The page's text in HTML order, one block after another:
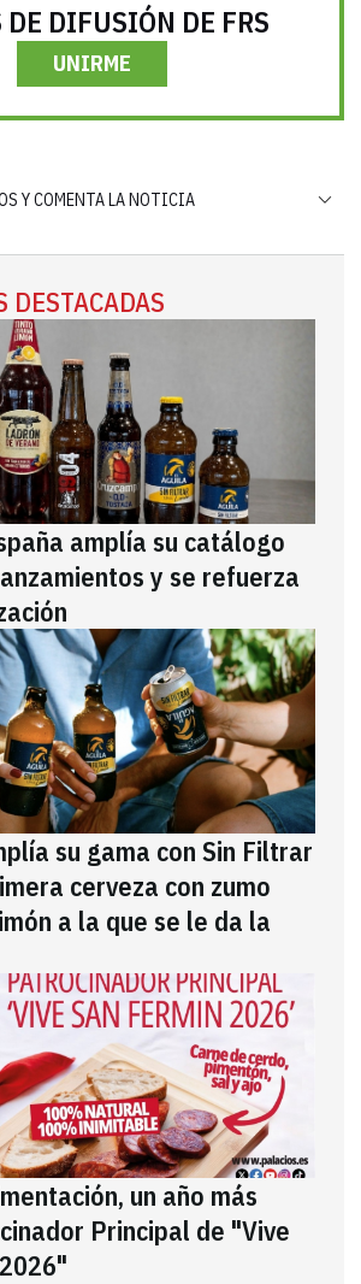
DIFUSIÓN DE FRS
UNIRME
Y COMENTA LA NOTICIA
DESTACADAS
amplía su catálogo
y se refuerza
su gama con Sin Filtrar
cerveza con zumo
a la que se le da la
un año más
Principal de "Vive